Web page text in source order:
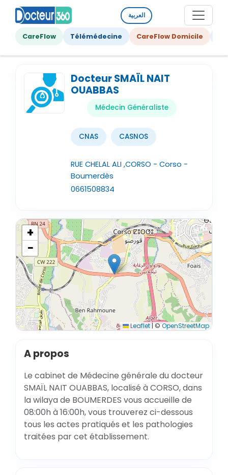
العربية
CareFlow Télémédecine CareFlow Domicile
Docteur SMAÏL NAIT
OUABBAS
Médecin Généraliste
CNAS CASNOS
RUE CHELAL ALI ,CORSO - Corso -
Boumerdès
0661508834
+
−
Leaflet |©OpenStreetMap
A propos
Le cabinet de Médecine générale du docteur
SMAÏL NAIT OUABBAS, localisé à CORSO, dans
la wilaya de BOUMERDES vous accueille de
08:00h à 16:00h, vous trouverez ci-dessous
tous les actes pratiqués et les pathologies
traitées par cet établissement.